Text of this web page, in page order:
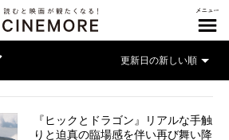
『ヒックとドラゴン』リアルな手触
りと迫真の臨場感を伴い再び舞い降